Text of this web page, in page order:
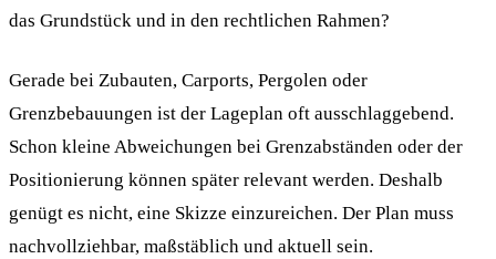
das Grundstück und in den rechtlichen Rahmen?
Gerade bei Zubauten, Carports, Pergolen oder
Grenzbebauungen ist der Lageplan oft ausschlaggebend.
Schon kleine Abweichungen bei Grenzabständen oder der
Positionierung können später relevant werden. Deshalb
genügt es nicht, eine Skizze einzureichen. Der Plan muss
nachvollziehbar, maßstäblich und aktuell sein.